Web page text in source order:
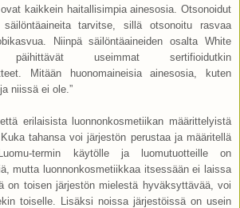
kaikkein haitallisimpia ainesosia. Otsonoidut
tarvitse, sillä otsonoitu rasvaa
Niinpä säilöntäaineiden osalta White
useimmat sertifioidutkin
Mitään huonomaineisia ainesosia, kuten
niissä ei ole.”
erilaisista luonnonkosmetiikan määrittelyistä
tahansa voi järjestön perustaa ja määritellä
termin käytölle ja luomutuotteille on
mutta luonnonkosmetiikkaa itsessään ei laissa
on toisen järjestön mielestä hyväksyttävää, voi
toiselle. Lisäksi noissa järjestöissä on usein